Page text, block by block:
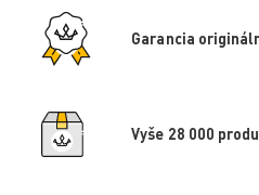
Garancia
Vyše 28 000